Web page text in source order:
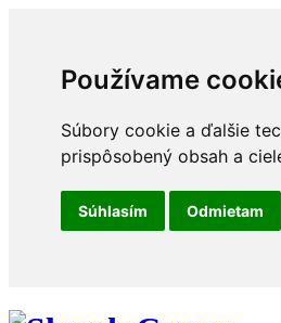
Používame
Súbory cookie a ďalšie
prispôsobený obsah a
Súhlasím Odmietam